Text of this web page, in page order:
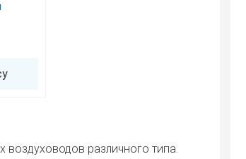
различного типа.